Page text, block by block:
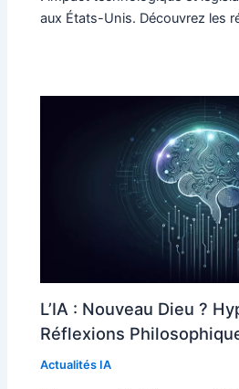
aux États-Unis. Découvrez les
L’IA : Nouveau Dieu ?
Réflexions
Actualités IA